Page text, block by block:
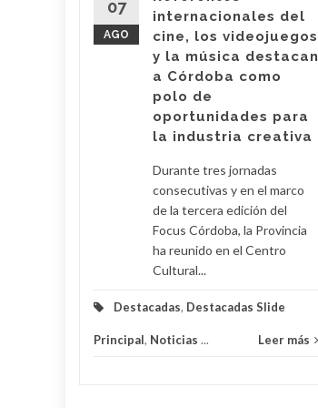
07
AGO
internacionales del
cine, los videojuegos
y la música destacan
a Córdoba como
polo de
oportunidades para
la industria creativa
Durante tres jornadas
consecutivas y en el marco
de la tercera edición del
Focus Córdoba, la Provincia
ha reunido en el Centro
Cultural...
Destacadas, Destacadas Slide
Principal, Noticias ... Leer más